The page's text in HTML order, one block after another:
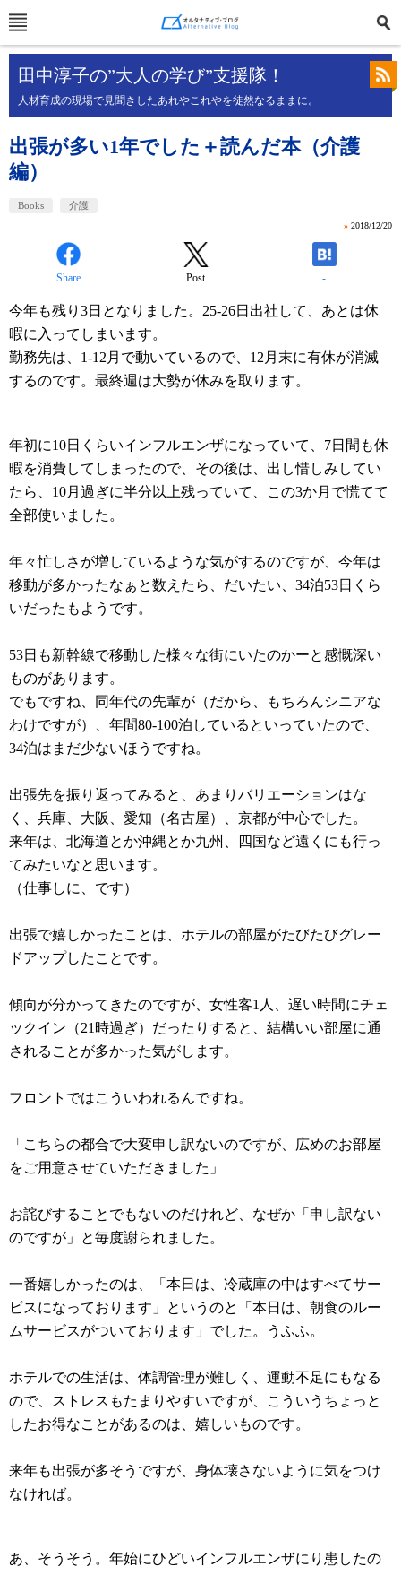
田中淳子の”大人の学び”支援隊！
人材育成の現場で見聞きしたあれやこれやを徒然なるままに。
出張が多い1年でした＋読んだ本（介護
編）
Books 介護
» 2018/12/20
Share Post -
今年も残り3日となりました。25-26日出社して、あとは休
暇に入ってしまいます。
勤務先は、1-12月で動いているので、12月末に有休が消滅
するのです。最終週は大勢が休みを取ります。
年初に10日くらいインフルエンザになっていて、7日間も休
暇を消費してしまったので、その後は、出し惜しみしてい
たら、10月過ぎに半分以上残っていて、この3か月で慌てて
全部使いました。
年々忙しさが増しているような気がするのですが、今年は
移動が多かったなぁと数えたら、だいたい、34泊53日くら
いだったもようです。
53日も新幹線で移動した様々な街にいたのかーと感慨深い
ものがあります。
でもですね、同年代の先輩が（だから、もちろんシニアな
わけですが）、年間80-100泊しているといっていたので、
34泊はまだ少ないほうですね。
出張先を振り返ってみると、あまりバリエーションはな
く、兵庫、大阪、愛知（名古屋）、京都が中心でした。
来年は、北海道とか沖縄とか九州、四国など遠くにも行っ
てみたいなと思います。
（仕事しに、です）
出張で嬉しかったことは、ホテルの部屋がたびたびグレー
ドアップしたことです。
傾向が分かってきたのですが、女性客1人、遅い時間にチェ
ックイン（21時過ぎ）だったりすると、結構いい部屋に通
されることが多かった気がします。
フロントではこういわれるんですね。
「こちらの都合で大変申し訳ないのですが、広めのお部屋
をご用意させていただきました」
お詫びすることでもないのだけれど、なぜか「申し訳ない
のですが」と毎度謝られました。
一番嬉しかったのは、「本日は、冷蔵庫の中はすべてサー
ビスになっております」というのと「本日は、朝食のルー
ムサービスがついております」でした。うふふ。
ホテルでの生活は、体調管理が難しく、運動不足にもなる
ので、ストレスもたまりやすいですが、こういうちょっと
したお得なことがあるのは、嬉しいものです。
来年も出張が多そうですが、身体壊さないように気をつけ
なければ。
あ、そうそう。年始にひどいインフルエンザにり患したの